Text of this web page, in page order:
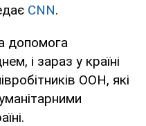
CNN.
допомога
і зараз у країні
ООН, які